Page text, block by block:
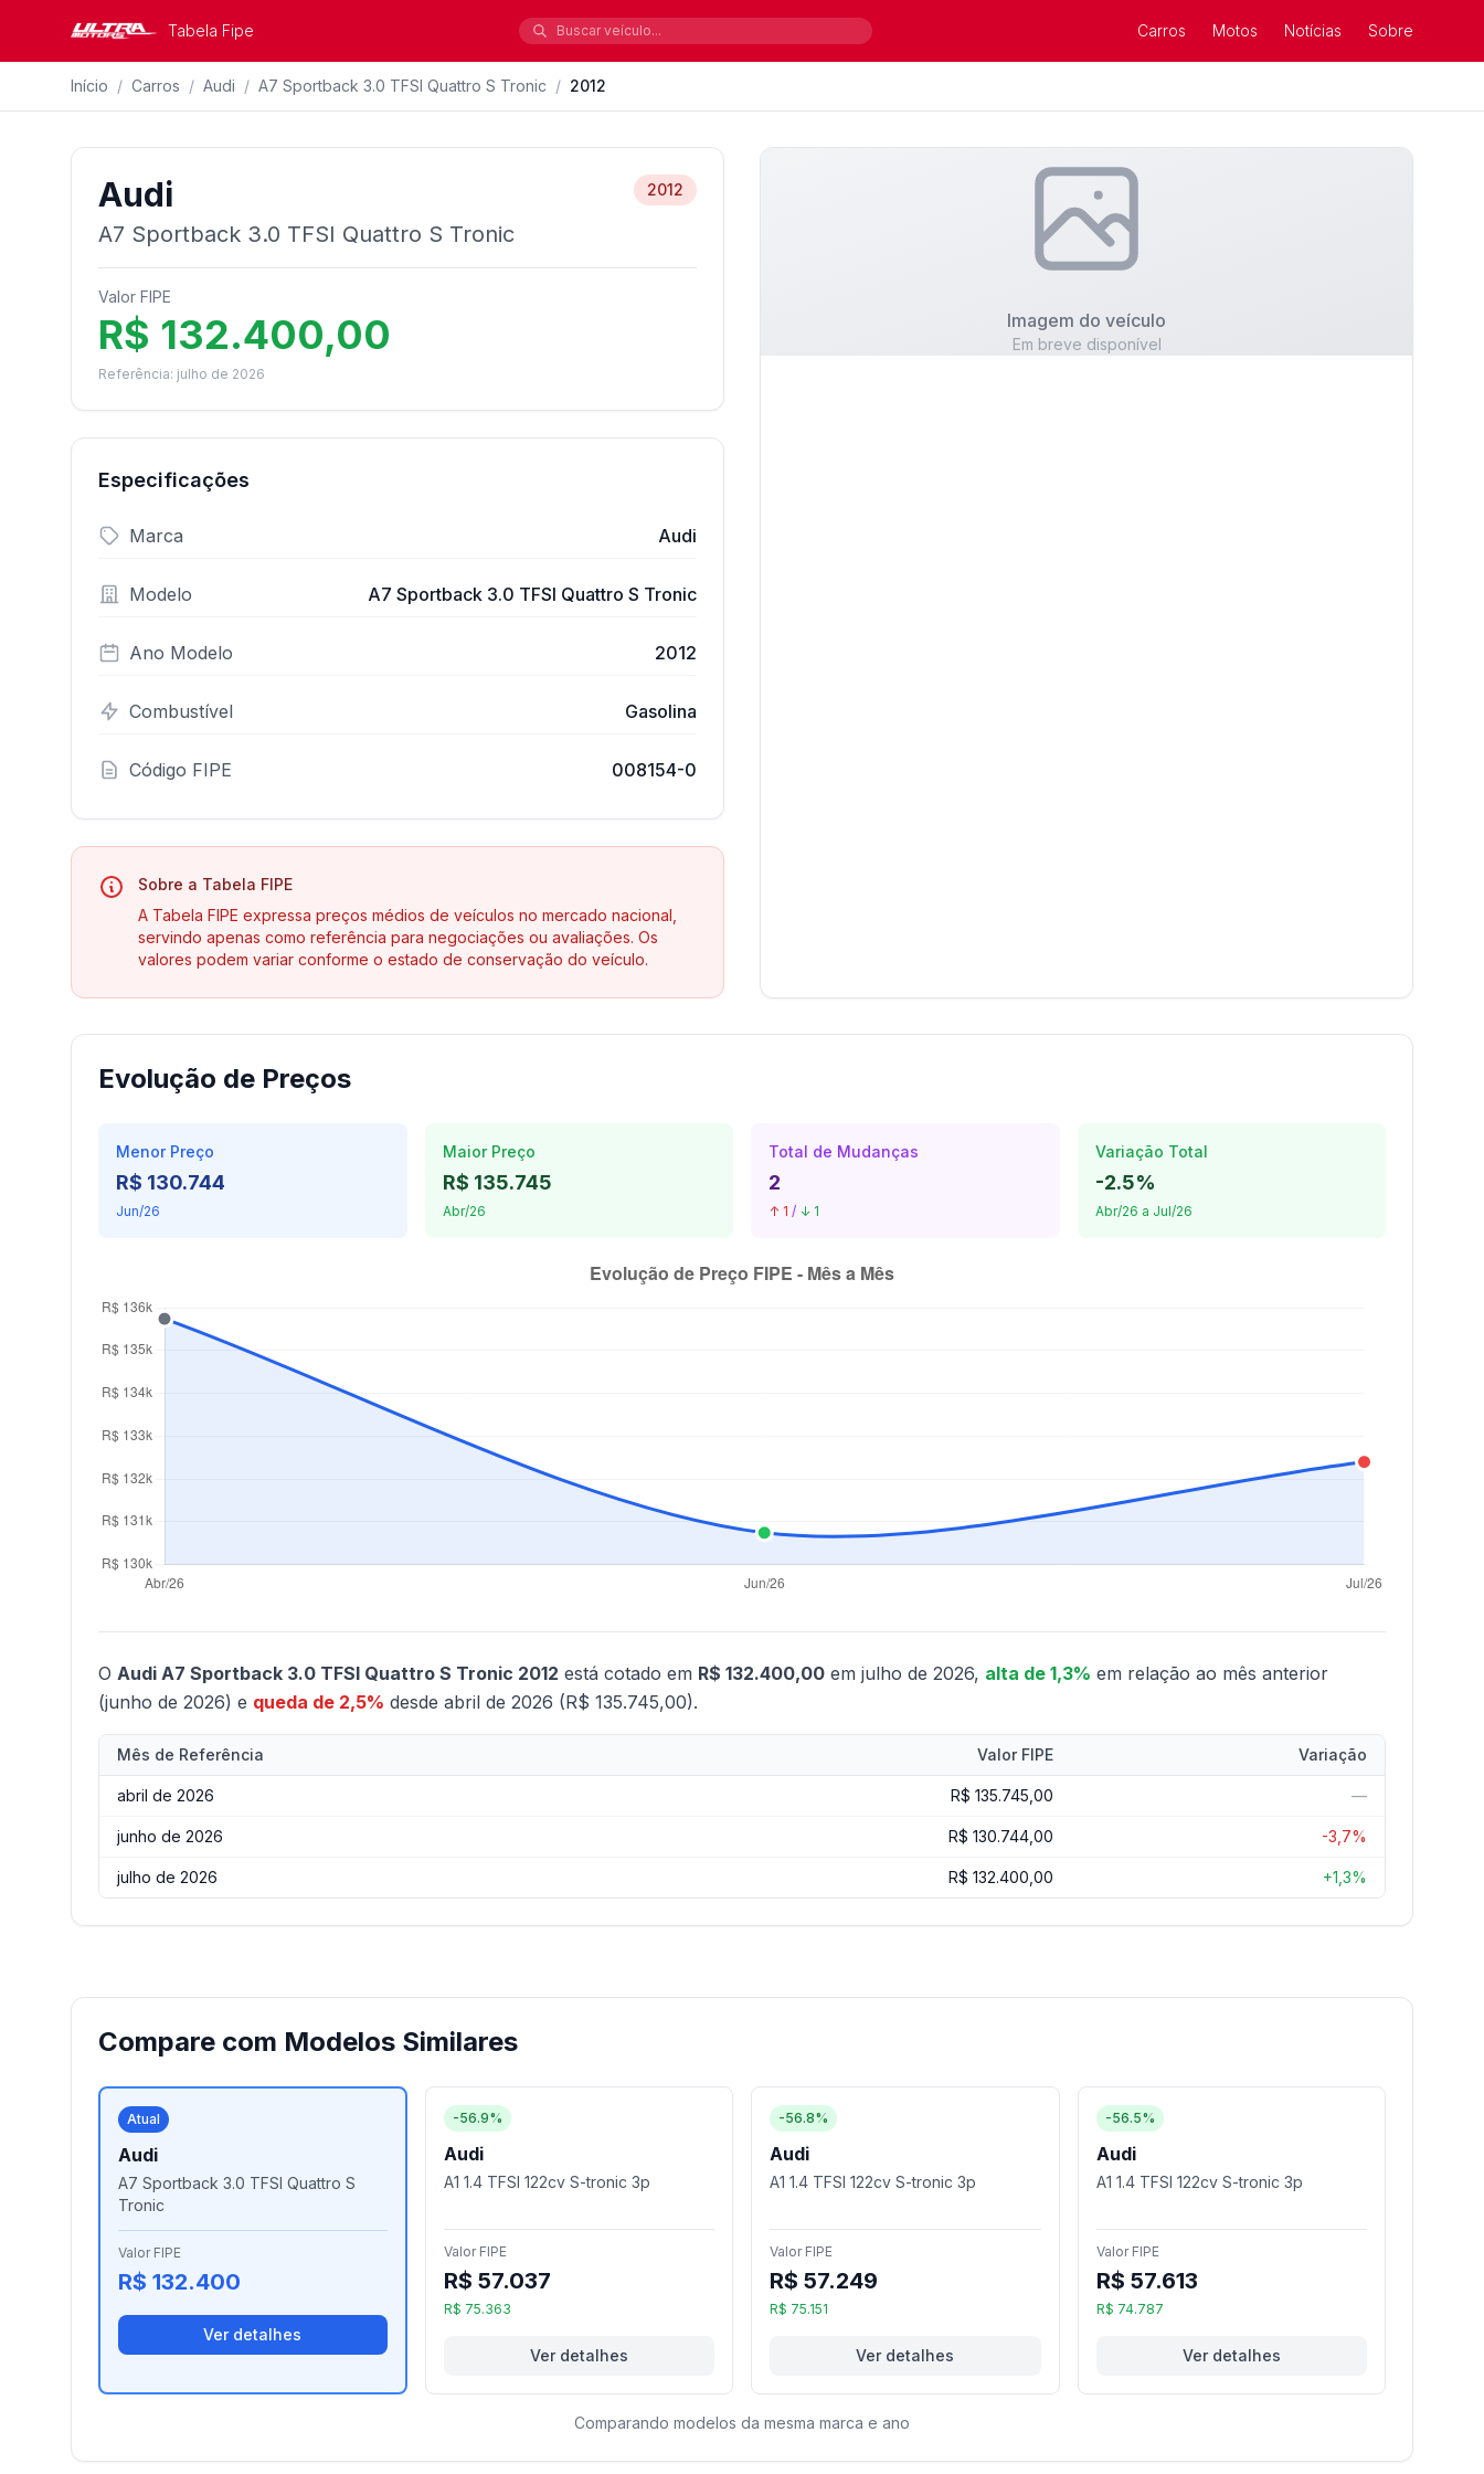
Tabela Fipe Carros Motos Notícias Sobre
Início / Carros / Audi / A7 Sportback 3.0 TFSI Quattro S Tronic / 2012
Audi
A7 Sportback 3.0 TFSI Quattro S Tronic
2012
Valor FIPE
R$ 132.400,00
Referência: julho de 2026
Especificações
Marca Audi
Modelo A7 Sportback 3.0 TFSI Quattro S Tronic
Ano Modelo 2012
Combustível Gasolina
Código FIPE 008154-0
Sobre a Tabela FIPE
A Tabela FIPE expressa preços médios de veículos no mercado nacional,
servindo apenas como referência para negociações ou avaliações. Os
valores podem variar conforme o estado de conservação do veículo.
Imagem do veículo
Em breve disponível
Evolução de Preços
Menor Preço
R$ 130.744
Jun/26
Maior Preço
R$ 135.745
Abr/26
Total de Mudanças
2
↑ 1 / ↓ 1
Variação Total
-2.5%
Abr/26 a Jul/26
O Audi A7 Sportback 3.0 TFSI Quattro S Tronic 2012 está cotado em R$ 132.400,00 em julho de 2026, alta de 1,3% em relação ao mês anterior
(junho de 2026) e queda de 2,5% desde abril de 2026 (R$ 135.745,00).
Mês de Referência Valor FIPE Variação
abril de 2026 R$ 135.745,00 —
junho de 2026 R$ 130.744,00 -3,7%
julho de 2026 R$ 132.400,00 +1,3%
Compare com Modelos Similares
Atual
Audi
A7 Sportback 3.0 TFSI Quattro S
Tronic
Valor FIPE
R$ 132.400
Ver detalhes
-56.9%
Audi
A1 1.4 TFSI 122cv S-tronic 3p
Valor FIPE
R$ 57.037
R$ 75.363
Ver detalhes
-56.8%
Audi
A1 1.4 TFSI 122cv S-tronic 3p
Valor FIPE
R$ 57.249
R$ 75.151
Ver detalhes
-56.5%
Audi
A1 1.4 TFSI 122cv S-tronic 3p
Valor FIPE
R$ 57.613
R$ 74.787
Ver detalhes
Comparando modelos da mesma marca e ano